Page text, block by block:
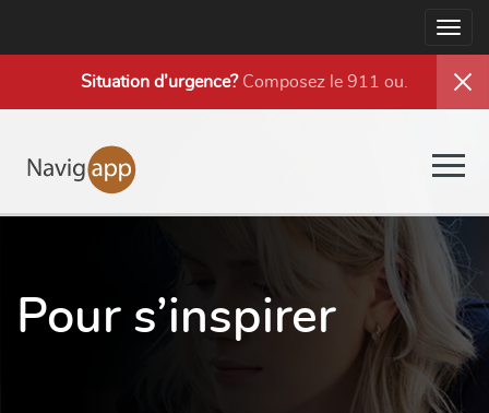
Situation d’urgence?Composez le 911 ou
Pour s’inspirer